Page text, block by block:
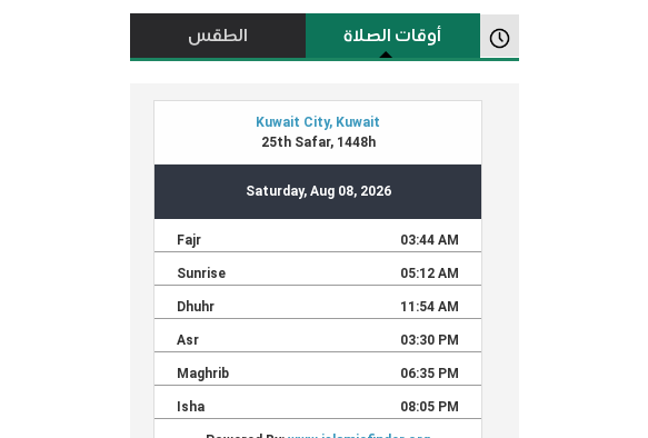
أوقات الصلاة الطقس